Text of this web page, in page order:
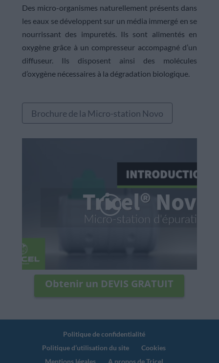
Des micro-organismes naturellement présents dans
les eaux se développent sur un média immergé en se
nourrissant des impuretés. Ils sont alimentés en
oxygène grâce à un compresseur accompagné d’un
diffuseur. Ils disposent ainsi des molécules
d’oxygène nécessaires à la dégradation biologique.
Brochure de la Micro-station Novo
Obtenir un DEVIS GRATUIT
Politique de confidentialité
Politique d’utilisation du site
Cookies
Mentions légales
A propos de Tricel